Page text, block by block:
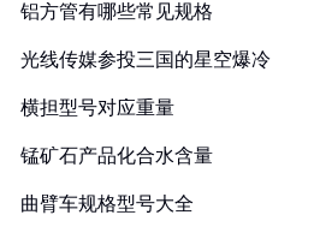
铝方管有哪些常见规格
光线传媒参投三国的星空爆冷
横担型号对应重量
锰矿石产品化合水含量
曲臂车规格型号大全